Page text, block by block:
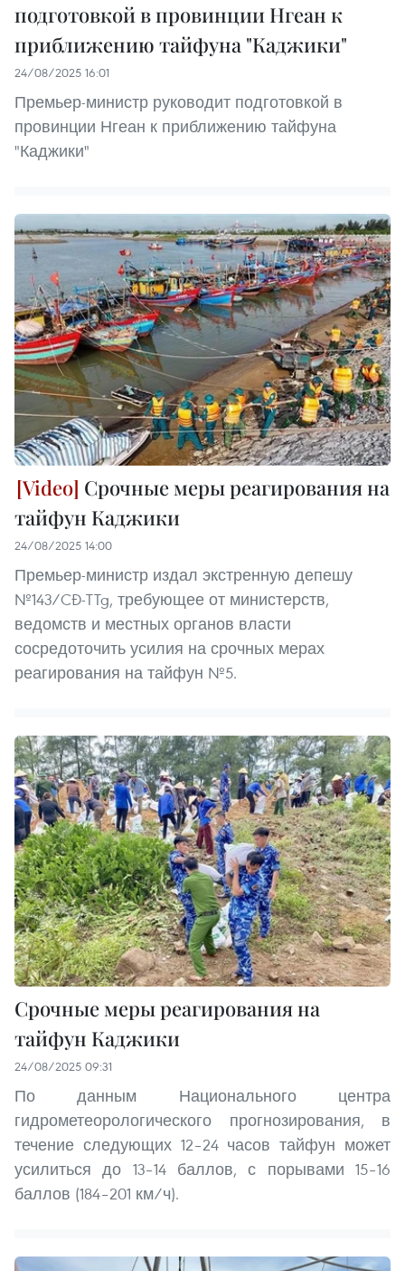
подготовкой в провинции Нгеан к
приближению тайфуна "Каджики"
24/08/2025 16:01
Премьер-министр руководит подготовкой в
провинции Нгеан к приближению тайфуна
"Каджики"
Срочные меры реагирования на
тайфун Каджики
24/08/2025 14:00
Премьер-министр издал экстренную депешу
№143/CĐ-TTg, требующее от министерств,
ведомств и местных органов власти
сосредоточить усилия на срочных мерах
реагирования на тайфун №5.
Срочные меры реагирования на
тайфун Каджики
24/08/2025 09:31
По данным Национального центра
гидрометеорологического прогнозирования, в
течение следующих 12–24 часов тайфун может
усилиться до 13–14 баллов, с порывами 15–16
баллов (184–201 км/ч).